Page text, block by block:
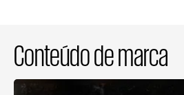
Conteúdo de marca